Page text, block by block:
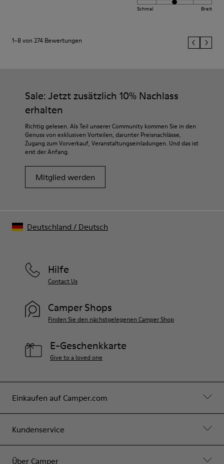
Schmal Breit
1–8 von 274 Bewertungen
Sale: Jetzt zusätzlich 10% Nachlass
erhalten
Richtig gelesen. Als Teil unserer Community kommen Sie in den
Genuss von exklusiven Vorteilen, darunter Preisnachlässe,
Zugang zum Vorverkauf, Veranstaltungseinladungen. Und das ist
erst der Anfang.
Mitglied werden
Einkaufen auf Camper.com
Kundenservice
Über Camper
Hilfe
Contact Us
Camper Shops
Finden Sie den nächstgelegenen Camper Shop
E-Geschenkkarte
Give to a loved one
Deutschland / Deutsch